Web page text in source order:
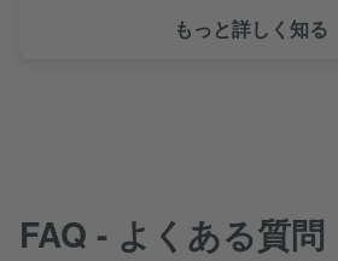
もっと詳しく知る
FAQ - よくある質問